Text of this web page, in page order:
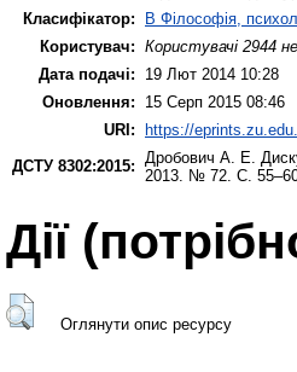
Класифікатор:
B Філософія,
Користувач: Користувачі 2944
Дата подачі:
19 Лют 2014 10:28
Оновлення:
15 Серп 2015 08:46
URI: https://
ДСТУ 8302:2015:
Дробович А. Е.
2013. № 72. С.
Дії
Оглянути опис ресурсу